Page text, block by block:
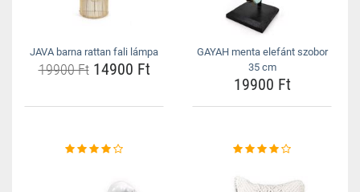
JAVA barna rattan fali lámpa
19900 Ft14900 Ft
GAYAH menta elefánt szobor
35 cm
19900 Ft